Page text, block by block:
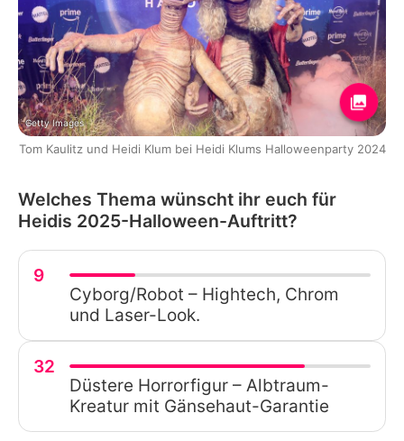
Getty Images
Tom Kaulitz und Heidi Klum bei Heidi Klums Halloweenparty 2024
Welches Thema wünscht ihr euch für
Heidis 2025-Halloween-Auftritt?
9
Cyborg/Robot – Hightech, Chrom
und Laser-Look.
32
Düstere Horrorfigur – Albtraum-
Kreatur mit Gänsehaut-Garantie